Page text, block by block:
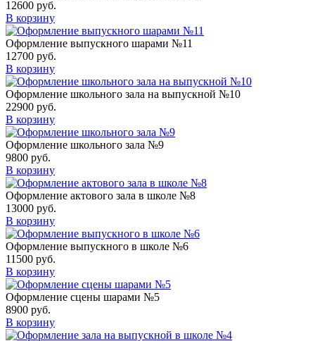
12600 руб.
В корзину
Оформление выпускного шарами №11
12700 руб.
В корзину
Оформление школьного зала на выпускной №10
22900 руб.
В корзину
Оформление школьного зала №9
9800 руб.
В корзину
Оформление актового зала в школе №8
13000 руб.
В корзину
Оформление выпускного в школе №6
11500 руб.
В корзину
Оформление сцены шарами №5
8900 руб.
В корзину